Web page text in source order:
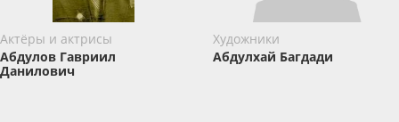
Актёры и актрисы
Абдулов Гавриил
Данилович
Художники
Абдулхай Багдади